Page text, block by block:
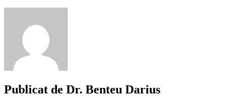
si
osteoporoza
calciu
si
exercitii
pentru
Publicat de Dr. Benteu Darius